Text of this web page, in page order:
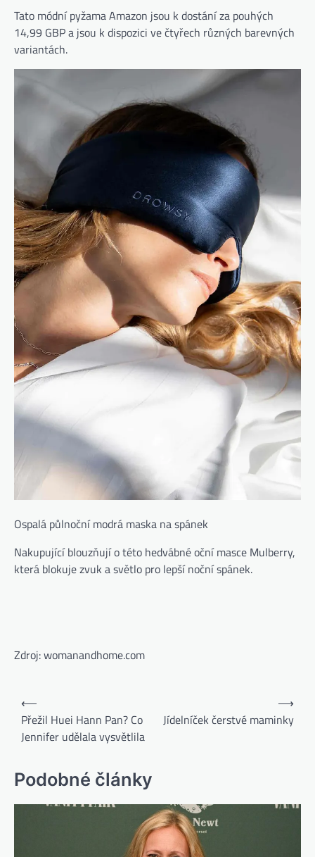
Tato módní pyžama Amazon jsou k dostání za pouhých
14,99 GBP a jsou k dispozici ve čtyřech různých barevných
variantách.
Ospalá půlnoční modrá maska ​​na spánek
Nakupující blouzňují o této hedvábné oční masce Mulberry,
která blokuje zvuk a světlo pro lepší noční spánek.
Zdroj: womanandhome.com
⟵
Přežil Huei Hann Pan? Co
Jennifer udělala vysvětlila
Jídelníček čerstvé maminky
⟶
Podobné články